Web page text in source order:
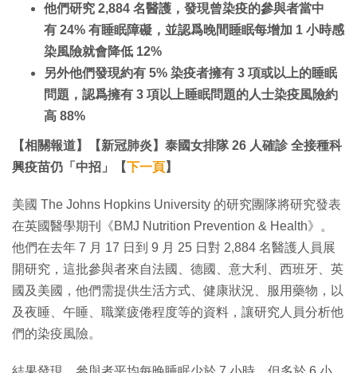
他們研究 2,884 名醫護，發現曾染疫的參與者當中
有 24% 有睡眠障礙，並認爲晚間睡眠每增加 1 小時感
染風險就會降低 12%
另外他們發現約有 5% 染疫者擁有 3 項或以上的睡眠
問題，認爲擁有 3 項以上睡眠問題的人士染疫風險約
高 88%
【相關報道】【新冠肺炎】泰國女排隊 26 人確診 全接種科
興疫苗仍「中招」【下一頁】
美國 The Johns Hopkins University 的研究團隊將研究發表
在英國醫學期刊《BMJ Nutrition Prevention & Health》。
他們在去年 7 月 17 日到 9 月 25 日對 2,884 名醫護人員展
開研究，這批參與者來自法國、德國、意大利、西班牙、英
國及美國，他們需提供生活方式、健康狀況、服用藥物，以
及夜睡、午睡、職業疲倦程度等的資料，讓研究人員分析他
們的染疫風險。